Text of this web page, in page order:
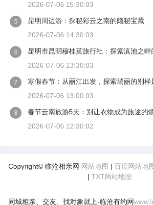
2026-07-06 15:30:03
5
昆明周边游：探秘彩云之南的隐秘宝藏
2026-07-06 14:30:03
6
昆明市昆明穆桂英旅行社：探索滇池之畔
2026-07-06 13:30:03
7
寒假春节：从丽江出发，探索瑞丽的别样
2026-07-06 13:00:03
8
春节云南旅游5天：别让衣物成为旅途的
2026-07-06 12:30:02
Copyright© 临沧相亲网 网站地图 | 百度网站地
| TXT网站地图
同城相亲、交友、找对象就上-临沧有约网